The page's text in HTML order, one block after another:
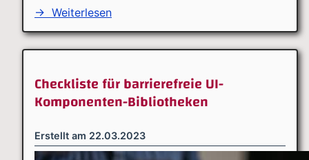
→ Weiterlesen
Checkliste für barrierefreie UI-
Komponenten-Bibliotheken
Erstellt am 22.03.2023